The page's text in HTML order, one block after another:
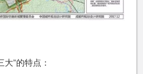
”的特点：